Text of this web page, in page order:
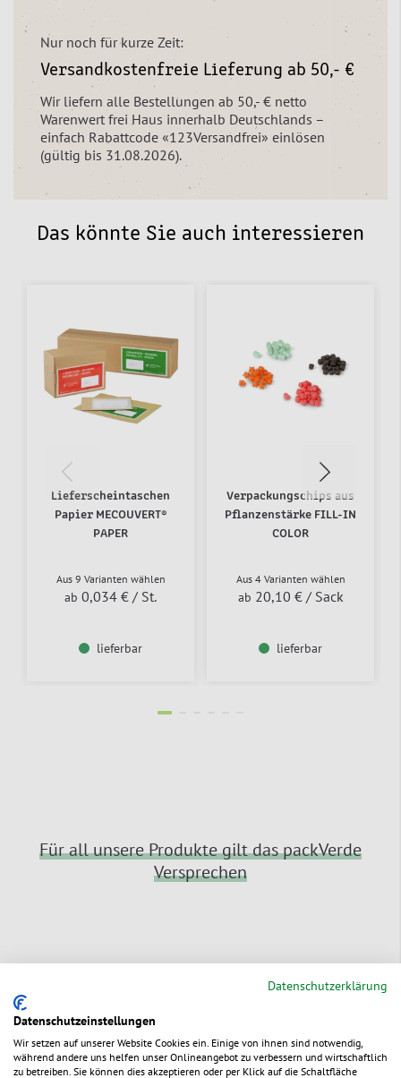
Nur noch für kurze Zeit:
Versandkostenfreie Lieferung ab 50,- €
Wir liefern alle Bestellungen ab 50,- € netto
Warenwert frei Haus innerhalb Deutschlands –
einfach Rabattcode «123Versandfrei» einlösen
(gültig bis 31.08.2026).
Das könnte Sie auch interessieren
Lieferscheintaschen
Papier MECOUVERT®
PAPER
Aus 9 Varianten wählen
ab 0,034 € / St.
lieferbar
Verpackungschips aus
Pflanzenstärke FILL-IN
COLOR
Aus 4 Varianten wählen
ab 20,10 € / Sack
lieferbar
Für all unsere Produkte gilt das packVerde
Versprechen
Bestellungen bis 15:00 Uhr (außer Fr:
14:00 Uhr) erreichen Sie i.d.R. in 1 bis 2
Werktagen ab Lager – oder zu Ihrem
Datenschutzerklärung
Datenschutzeinstellungen
Wir setzen auf unserer Website Cookies ein. Einige von ihnen sind notwendig,
während andere uns helfen unser Onlineangebot zu verbessern und wirtschaftlich
zu betreiben. Sie können dies akzeptieren oder per Klick auf die Schaltfläche